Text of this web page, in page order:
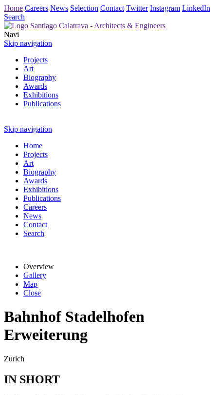
Home Careers News Selection Contact Twitter Instagram LinkedIn
Search
Navi
Skip navigation
Projects
Art
Biography
Awards
Exhibitions
Publications
Skip navigation
Home
Projects
Art
Biography
Awards
Exhibitions
Publications
Careers
News
Contact
Search
Overview
Gallery
Map
Close
Bahnhof Stadelhofen
Erweiterung
Zurich
IN SHORT